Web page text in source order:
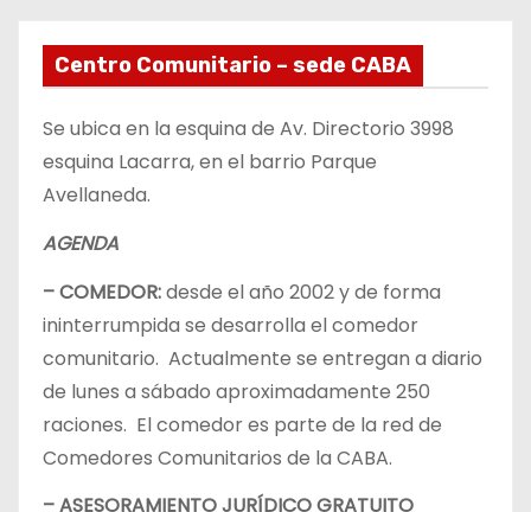
Centro Comunitario – sede CABA
Se ubica en la esquina de Av. Directorio 3998
esquina Lacarra, en el barrio Parque
Avellaneda.
AGENDA
– COMEDOR:desde el año 2002 y de forma
ininterrumpida se desarrolla el comedor
comunitario. Actualmente se entregan a diario
de lunes a sábado aproximadamente 250
raciones. El comedor es parte de la red de
Comedores Comunitarios de la CABA.
– ASESORAMIENTO JURÍDICO GRATUITO